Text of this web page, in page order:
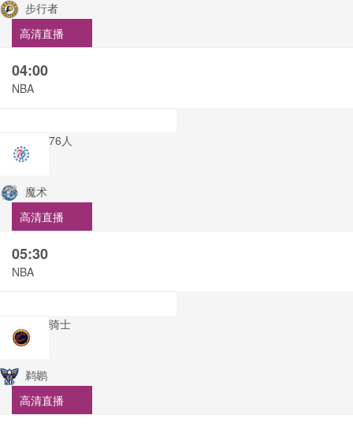
步行者
高清直播
04:00
NBA
76人
魔术
高清直播
05:30
NBA
骑士
鹈鹕
高清直播